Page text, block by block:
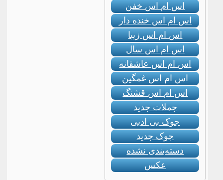
اس ام اس خفن
اس ام اس خنده دار
اس ام اس زیبا
اس ام اس سال
اس ام اس عاشقانه
اس ام اس غمگین
اس ام اس قشنگ
جملات جدید
جوک بی ادبی
جوک جدید
دسته‌بندی نشده
عکس